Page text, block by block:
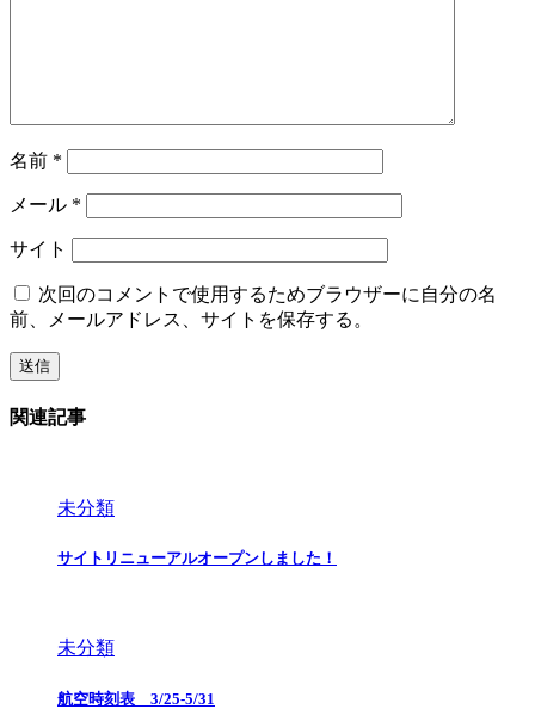
名前 *
メール *
サイト
次回のコメントで使用するためブラウザーに自分の名
前、メールアドレス、サイトを保存する。
関連記事
未分類
サイトリニューアルオープンしました！
未分類
航空時刻表 3/25-5/31